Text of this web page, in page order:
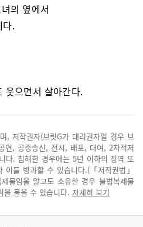
의 옆에서
다.
웃으면서 살아간다.
, 저작권자(브릿G가 대리권자일 경우 브
연, 공중송신, 전시, 배포, 대여, 2차적저
다. 침해한 경우에는 5년 이하의 징역 또
를 병과할 수 있습니다.(「저작권법」
물임을 알고도 소유한 경우 불법복제물
을 물을 수 있습니다. 자세히 보기